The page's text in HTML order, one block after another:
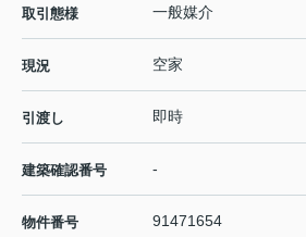
取引態様 一般媒介
現況 空家
引渡し 即時
建築確認番号 -
物件番号 91471654